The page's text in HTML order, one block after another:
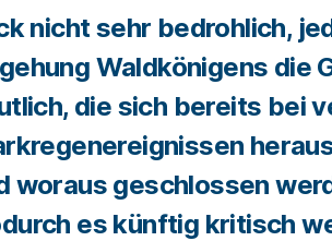
nicht sehr bedrohlich,
Waldkönigens die
die sich bereits bei
woraus geschlossen
es künftig kritisch